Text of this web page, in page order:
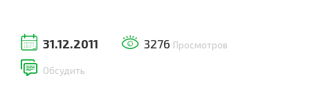
31.12.2011 3276 Просмотров
Обсудить